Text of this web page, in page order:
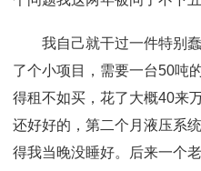
我自己就干过一件特别
了个小项目，需要一台50吨
得租不如买，花了大概40来
还好好的，第二个月液压系
得我当晚没睡好。后来一个